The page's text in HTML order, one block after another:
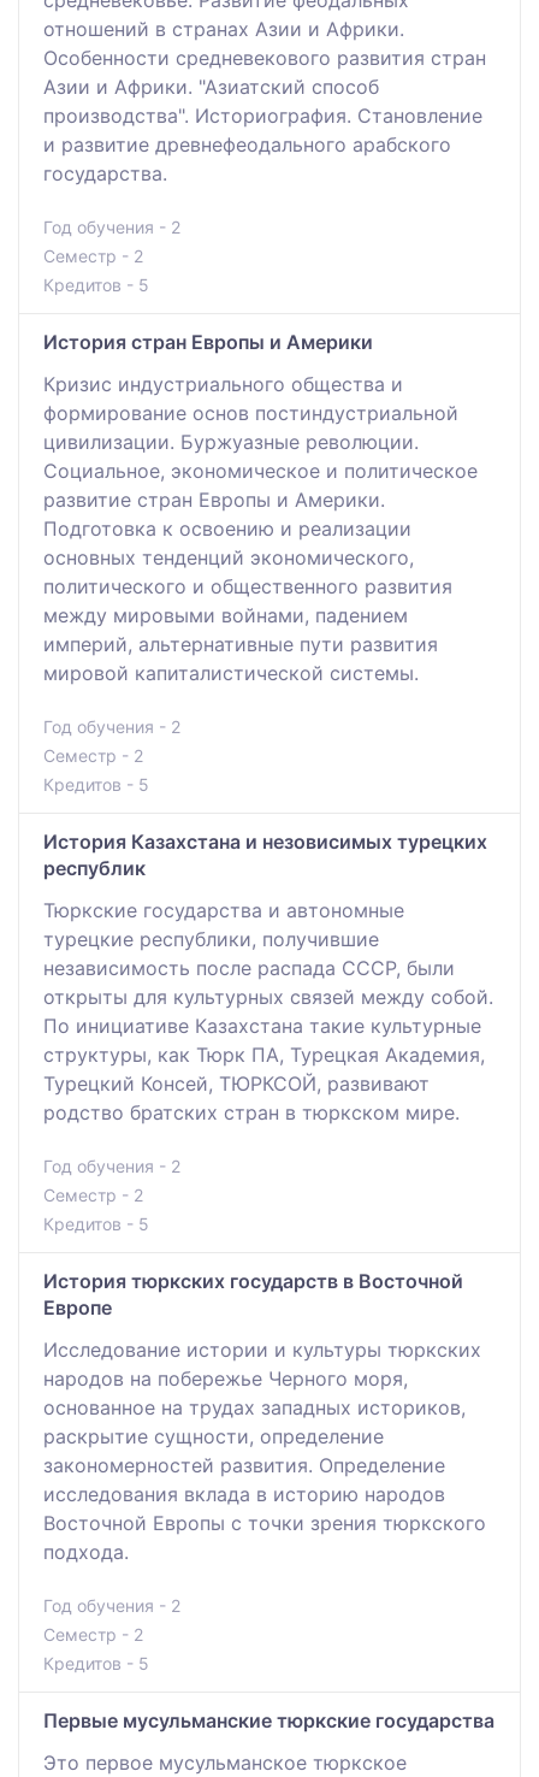
отношений в странах Азии и Африки.
Особенности средневекового развития стран
Азии и Африки. "Азиатский способ
производства". Историография. Становление
и развитие древнефеодального арабского
государства.
Год обучения - 2
Семестр - 2
Кредитов - 5
История стран Европы и Америки
Кризис индустриального общества и
формирование основ постиндустриальной
цивилизации. Буржуазные революции.
Социальное, экономическое и политическое
развитие стран Европы и Америки.
Подготовка к освоению и реализации
основных тенденций экономического,
политического и общественного развития
между мировыми войнами, падением
империй, альтернативные пути развития
мировой капиталистической системы.
Год обучения - 2
Семестр - 2
Кредитов - 5
История Казахстана и незовисимых турецких
республик
Тюркские государства и автономные
турецкие республики, получившие
независимость после распада СССР, были
открыты для культурных связей между собой.
По инициативе Казахстана такие культурные
структуры, как Тюрк ПА, Турецкая Академия,
Турецкий Консей, ТЮРКСОЙ, развивают
родство братских стран в тюркском мире.
Год обучения - 2
Семестр - 2
Кредитов - 5
История тюркских государств в Восточной
Европе
Исследование истории и культуры тюркских
народов на побережье Черного моря,
основанное на трудах западных историков,
раскрытие сущности, определение
закономерностей развития. Определение
исследования вклада в историю народов
Восточной Европы с точки зрения тюркского
подхода.
Год обучения - 2
Семестр - 2
Кредитов - 5
Первые мусульманские тюркские государства
Это первое мусульманское тюркское